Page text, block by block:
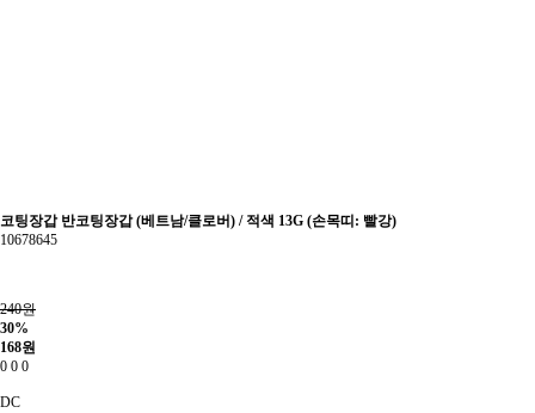
코팅장갑 반코팅장갑 (베트남/클로버) / 적색 13G (손목띠: 빨강)
10678645
240원
30%
168원
0 0 0
DC